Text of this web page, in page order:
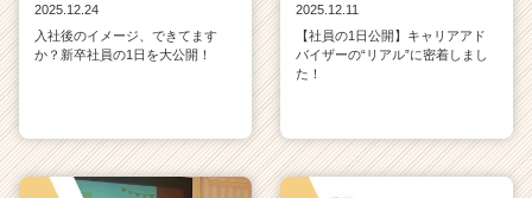
2025.12.24
入社後のイメージ、できてます
か？新卒社員の1日を大公開！
2025.12.11
【社員の1日公開】キャリアアド
バイザーの“リアル”に密着しまし
た！